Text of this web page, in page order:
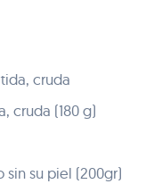
cruda
cruda (180 g)
su piel (200gr)